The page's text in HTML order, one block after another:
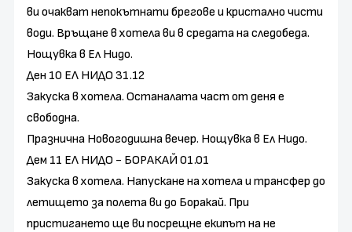
ви очакват непокътнати брегове и кристално чисти
води. Връщане в хотела ви в средата на следобеда.
Нощувка в Ел Нидо.
Ден 10 ЕЛ НИДО 31.12
Закуска в хотела. Останалата част от деня е
свободна.
Празнична Новогодишна вечер. Нощувка в Ел Нидо.
Дем 11 ЕЛ НИДО - БОРАКАЙ 01.01
Закуска в хотела. Напускане на хотела и трансфер до
летището за полета ви до Боракай. При
пристигането ще ви посрещне екипът на не